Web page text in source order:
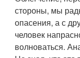
стороны, мы
опасения, а с
человек
волноваться.